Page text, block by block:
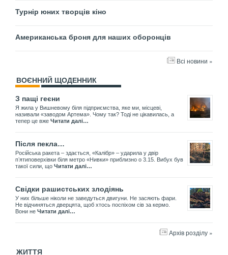
Турнір юних творців кіно
Американська броня для наших оборонців
Всі новини »
ВОЄННИЙ ЩОДЕННИК
З пащі геєни
Я жила у Вишневому біля підприємства, яке ми, місцеві,
називали «заводом Артема». Чому так? Тоді не цікавилась, а
тепер це вже Читати далі…
Після пекла…
Російська ракета – здається, «Калібр» – ударила у двір
пʼятиповерхівки біля метро «Нивки» приблизно о 3.15. Вибух був
такої сили, що Читати далі…
Свідки рашистських злодіянь
У них більше ніколи не заведуться двигуни. Не засяють фари.
Не відчиняться дверцята, щоб хтось поспіхом сів за кермо.
Вони не Читати далі…
Архів розділу »
ЖИТТЯ